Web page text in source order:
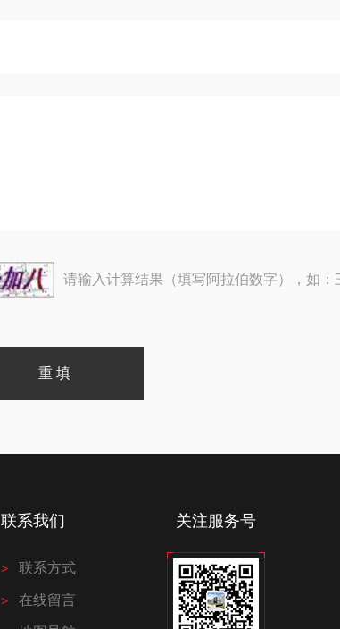
请输入计算结果（填写阿拉伯数字），如：
联系我们
联系方式
在线留言
关注服务号